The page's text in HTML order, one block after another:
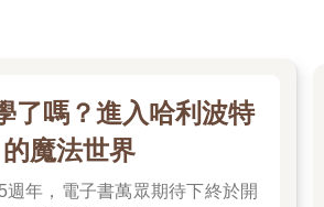
了嗎？進入哈利波特
的魔法世界
週年，電子書萬眾期待下終於開